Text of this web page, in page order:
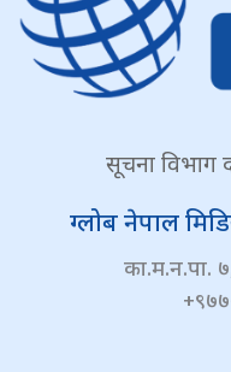
सूचना विभाग
ग्लोब नेपाल
का.म.न.पा.